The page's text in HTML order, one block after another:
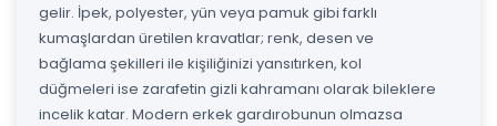
gelir. İpek, polyester, yün veya pamuk gibi farklı
kumaşlardan üretilen kravatlar; renk, desen ve
bağlama şekilleri ile kişiliğinizi yansıtırken, kol
düğmeleri ise zarafetin gizli kahramanı olarak bileklere
incelik katar. Modern erkek gardırobunun olmazsa